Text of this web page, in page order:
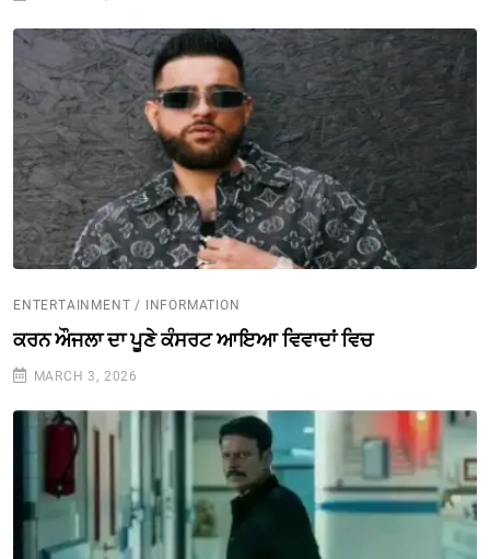
ENTERTAINMENT / INFORMATION
ਕਰਨ ਔਜਲਾ ਦਾ ਪੂਣੇ ਕੰਸਰਟ ਆਇਆ ਵਿਵਾਦਾਂ ਵਿਚ
MARCH 3, 2026